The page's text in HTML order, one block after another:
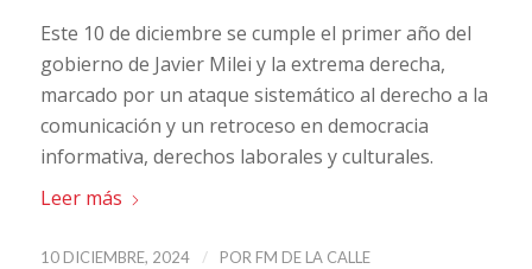
Este 10 de diciembre se cumple el primer año del
gobierno de Javier Milei y la extrema derecha,
marcado por un ataque sistemático al derecho a la
comunicación y un retroceso en democracia
informativa, derechos laborales y culturales.
Leer más
10 DICIEMBRE, 2024 / POR FM DE LA CALLE